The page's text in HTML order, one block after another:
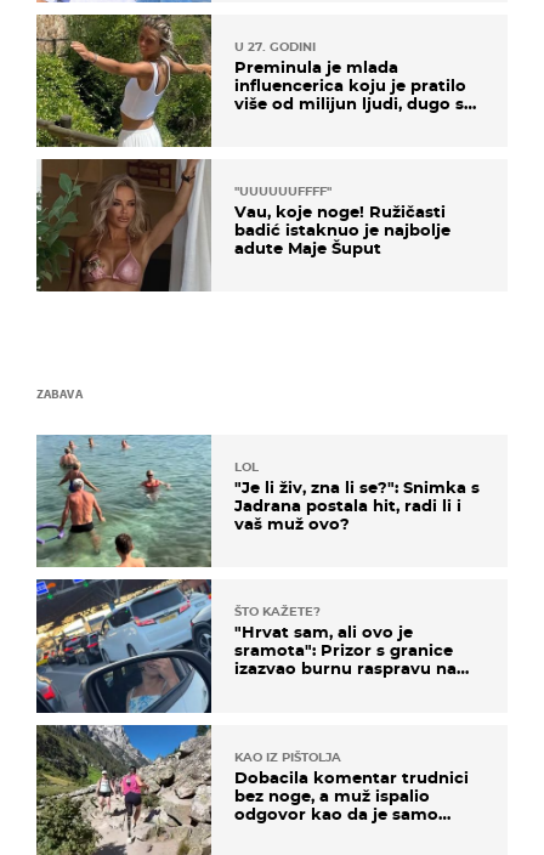
U 27. GODINI
Preminula je mlada
influencerica koju je pratilo
više od milijun ljudi, dugo se
"UUUUUUFFFF"
Vau, koje noge! Ružičasti
badić istaknuo je najbolje
adute Maje Šuput
ZABAVA
LOL
"Je li živ, zna li se?": Snimka s
Jadrana postala hit, radi li i
vaš muž ovo?
ŠTO KAŽETE?
"Hrvat sam, ali ovo je
sramota": Prizor s granice
izazvao burnu raspravu na
KAO IZ PIŠTOLJA
Dobacila komentar trudnici
bez noge, a muž ispalio
odgovor kao da je samo